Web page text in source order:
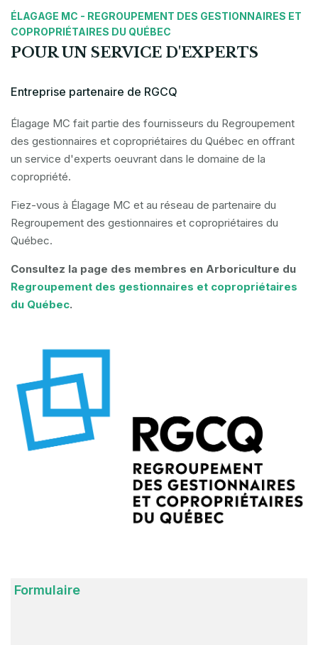
ÉLAGAGE MC - REGROUPEMENT DES GESTIONNAIRES ET
COPROPRIÉTAIRES DU QUÉBEC
POUR UN SERVICE D'EXPERTS
Entreprise partenaire de RGCQ
Élagage MC fait partie des fournisseurs du Regroupement
des gestionnaires et copropriétaires du Québec en offrant
un service d'experts oeuvrant dans le domaine de la
copropriété.
Fiez-vous à Élagage MC et au réseau de partenaire du
Regroupement des gestionnaires et copropriétaires du
Québec.
Consultez la page des membres en Arboriculture du
Regroupement des gestionnaires et copropriétaires
du Québec.
Formulaire